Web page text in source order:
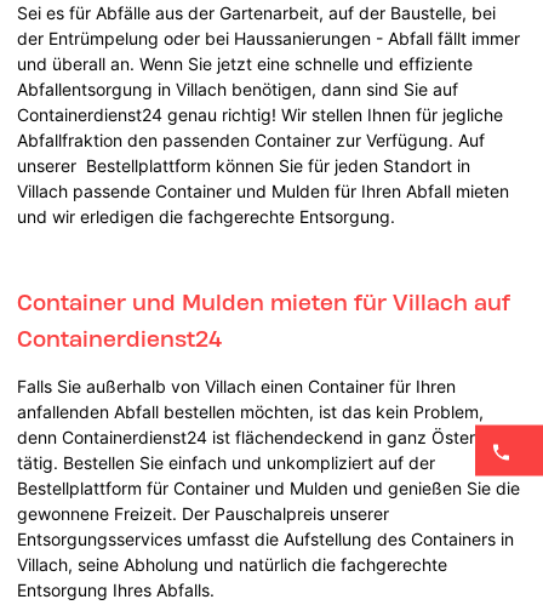
Sei es für Abfälle aus der Gartenarbeit, auf der Baustelle, bei
der Entrümpelung oder bei Haussanierungen - Abfall fällt immer
und überall an. Wenn Sie jetzt eine schnelle und effiziente
Abfallentsorgung in Villach benötigen, dann sind Sie auf
Containerdienst24 genau richtig! Wir stellen Ihnen für jegliche
Abfallfraktion den passenden Container zur Verfügung. Auf
unserer Bestellplattform können Sie für jeden Standort in
Villach passende Container und Mulden für Ihren Abfall mieten
und wir erledigen die fachgerechte Entsorgung.
Container und Mulden mieten für Villach auf
Containerdienst24
Falls Sie außerhalb von Villach einen Container für Ihren
anfallenden Abfall bestellen möchten, ist das kein Problem,
denn Containerdienst24 ist flächendeckend in ganz Österreich
tätig. Bestellen Sie einfach und unkompliziert auf der
Bestellplattform für Container und Mulden und genießen Sie die
gewonnene Freizeit. Der Pauschalpreis unserer
Entsorgungsservices umfasst die Aufstellung des Containers in
Villach, seine Abholung und natürlich die fachgerechte
Entsorgung Ihres Abfalls.